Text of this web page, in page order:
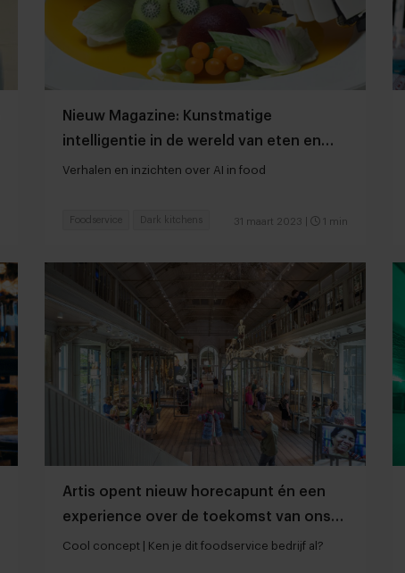
Nieuw Magazine: Kunstmatige
intelligentie in de wereld van eten en
drinken
Verhalen en inzichten over AI in food
31 maart 2023 1 min
Foodservice Dark kitchens
Artis opent nieuw horecapunt én een
experience over de toekomst van ons
eten
Cool concept | Ken je dit foodservice bedrijf al?